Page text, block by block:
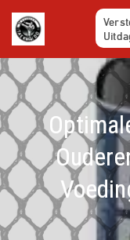
Ga
naar
de
inhoud